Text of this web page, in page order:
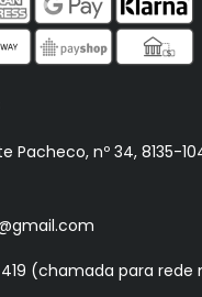
Pacheco, nº 34, 8135-
419 (chamada para rede